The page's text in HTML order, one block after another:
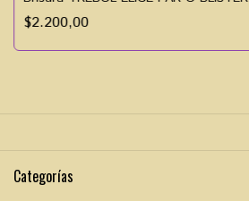
$2.200,00
Categorías